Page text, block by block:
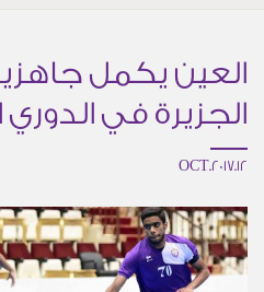
العين يكمل
الجزيرة في الدوري
12.OCT.2017